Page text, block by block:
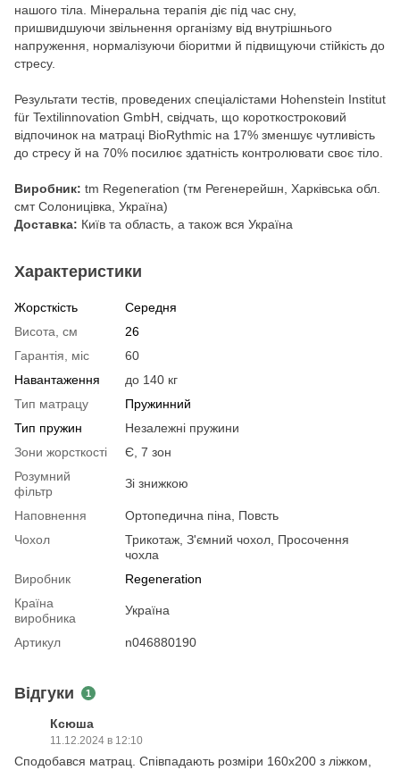
нашого тіла. Мінеральна терапія діє під час сну,
пришвидшуючи звільнення організму від внутрішнього
напруження, нормалізуючи біоритми й підвищуючи стійкість до
стресу.
Результати тестів, проведених спеціалістами Hohenstein Institut
für Textilinnovation GmbH, свідчать, що короткостроковий
відпочинок на матраці BioRythmic на 17% зменшує чутливість
до стресу й на 70% посилює здатність контролювати своє тіло.
Виробник: tm Regeneration (тм Регенерейшн, Харківська обл.
смт Солоницівка, Україна)
Доставка: Київ та область, а також вся Україна
Характеристики
Жорсткість
Середня
Висота, см
26
Гарантія, міс
60
Навантаження
до 140 кг
Тип матрацу
Пружинний
Тип пружин
Незалежні пружини
Зони жорсткості
Є, 7 зон
Розумний
фільтр
Зі знижкою
Наповнення
Ортопедична піна, Повсть
Чохол
Трикотаж, З'ємний чохол, Просочення
чохла
Виробник
Regeneration
Країна
виробника
Україна
Артикул n046880190
Відгуки 1
Ксюша
11.12.2024 в 12:10
Сподобався матрац. Співпадають розміри 160х200 з ліжком,